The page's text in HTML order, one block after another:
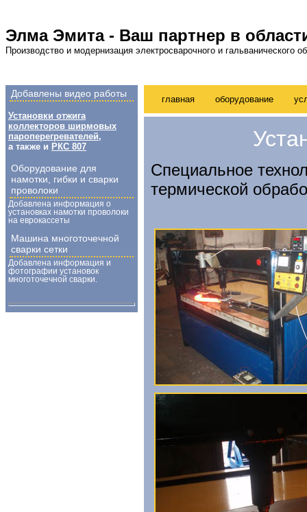
Элма Эмита - Ваш партнер в
Производство и модернизация электросварочного и гальванического
Добавлены видео работы
Установки отжига
коллекторов ширмовых
пароперегревателей,
а также и РКС 807
Оборудование для
намотки, гибки и сварки
проволоки
Добавлена информация о
установках намотки проволоки
на еврокассеты
Машина многоточечной
сварки сетки
Добавлена информация и
фотографии установок
многоточечной сварки.
главная оборудование
Специальное
термической